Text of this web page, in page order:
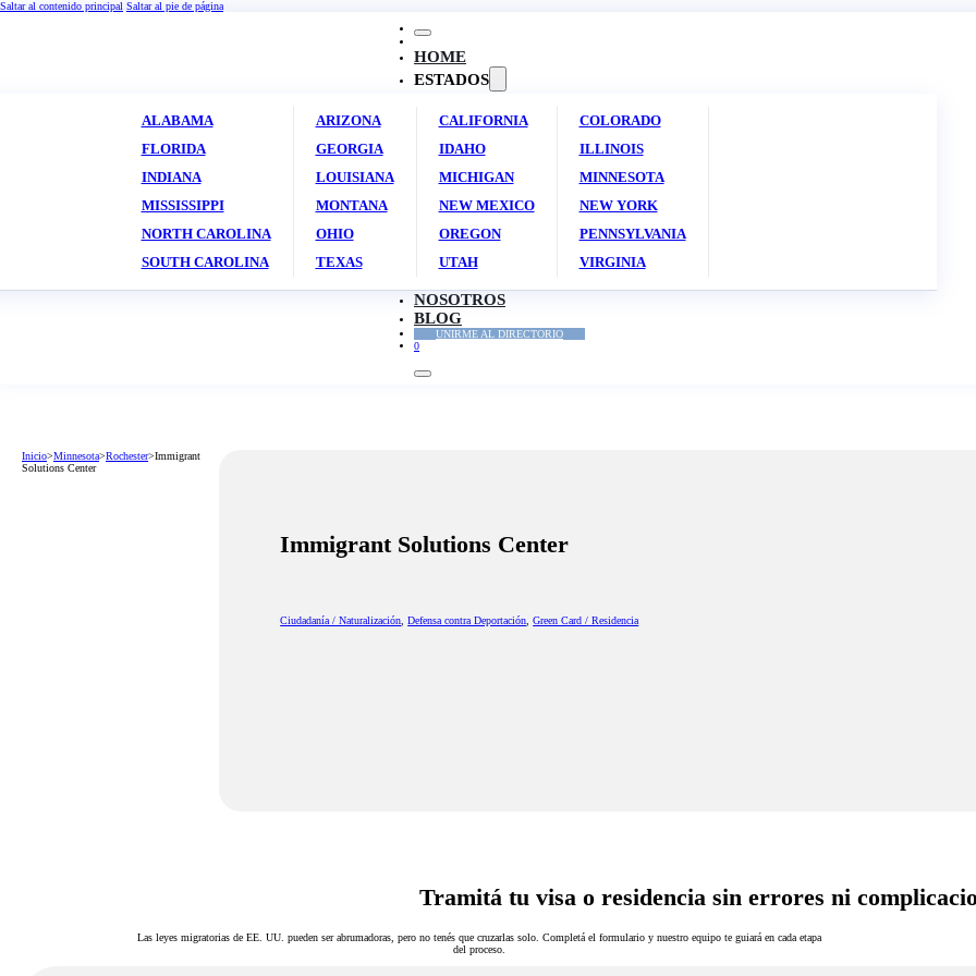
Saltar al contenido principal Saltar al pie de página
HOME
ESTADOS
ALABAMA ARIZONA CALIFORNIA
COLORADO
FLORIDA
GEORGIA IDAHO
ILLINOIS
INDIANA
LOUISIANA MICHIGAN
MINNESOTA
MISSISSIPPI
MONTANA NEW MEXICO
NEW YORK
NORTH CAROLINA
OHIO OREGON
PENNSYLVANIA
SOUTH CAROLINA
TEXAS UTAH VIRGINIA
NOSOTROS
BLOG
UNIRME AL DIRECTORIO
0
Inicio>Minnesota>Rochester>Immigrant
Solutions Center
Immigrant Solutions Center
Ciudadanía / Naturalización,Defensa contra Deportación,Green Card / Residencia
Tramitá tu visa o residencia sin errores ni
Las leyes migratorias de EE. UU. pueden ser abrumadoras, pero no tenés que cruzarlas solo. Completá el formulario y nuestro equipo te guiará en cada etapa
del proceso.